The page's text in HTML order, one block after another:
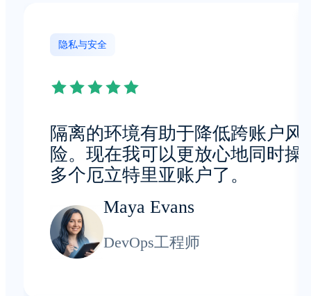
隐私与安全
隔离的环境有助于降低跨账户风
险。现在我可以更放心地同时操
多个厄立特里亚账户了。
Maya Evans
DevOps工程师